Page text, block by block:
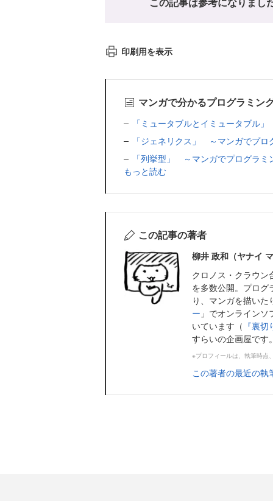
印刷用を表示
マンガで分かるプログラミン
「ミュータブルとイミュータブル
「ジェネリクス」 ～マンガでプロ
「列挙型」 ～マンガでプログラミ
もっと読む
この記事の著者
柳井 政和（ヤナイ
クロノス・クラウン
を多数公開。プログ
り、マンガを描い
ー 」でオンライン
いています（ 『裏
すらいの企画屋です
※プロフィールは、執筆時点
この著者の最近の執